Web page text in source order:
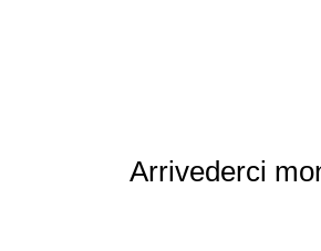
Arrivederci